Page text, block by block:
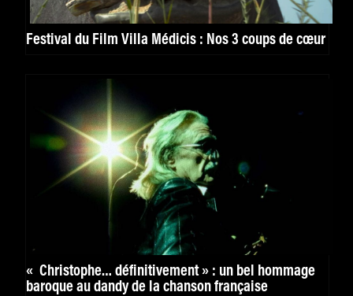
Festival du Film Villa Médicis : Nos 3 coups de cœur
« Christophe… définitivement » : un bel hommage
baroque au dandy de la chanson française